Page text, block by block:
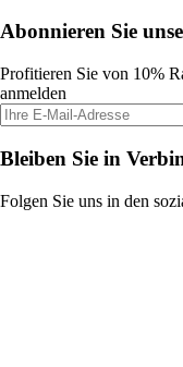
Abonnieren Sie
Profitieren Sie von 10%
anmelden
Bleiben Sie in
Folgen Sie uns in den